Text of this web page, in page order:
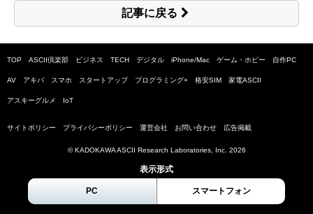
記事に戻る
TOP ASCII倶楽部 ビジネス TECH デジタル iPhone/Mac ゲーム・ホビー 自作PC
AV アキバ スマホ スタートアップ プログラミング+ 格安SIM 家電ASCII
アスキーグルメ IoT
サイトポリシー プライバシーポリシー 運営会社 お問い合わせ 広告掲載
© KADOKAWA ASCII Research Laboratories, Inc. 2026
表示形式
PC スマートフォン